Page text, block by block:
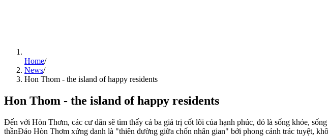
Home/
News/
Hon Thom - the island of happy residents
Hon Thom - the island of happy residents
Đến với Hòn Thơm, các cư dân sẽ tìm thấy cả ba giá trị cốt lõi của hạnh phúc, đó là sống khỏe,
thầnĐảo Hòn Thơm xứng danh là "thiên đường giữa chốn nhân gian" bởi phong cảnh trác tuyệt,